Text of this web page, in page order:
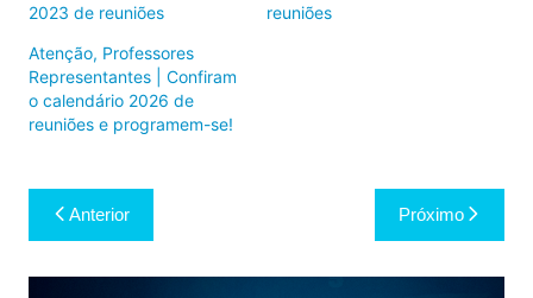
2023 de reuniões
reuniões
Atenção, Professores
Representantes | Confiram
o calendário 2026 de
reuniões e programem-se!
Navegação
de
Post
Anterior Próximo